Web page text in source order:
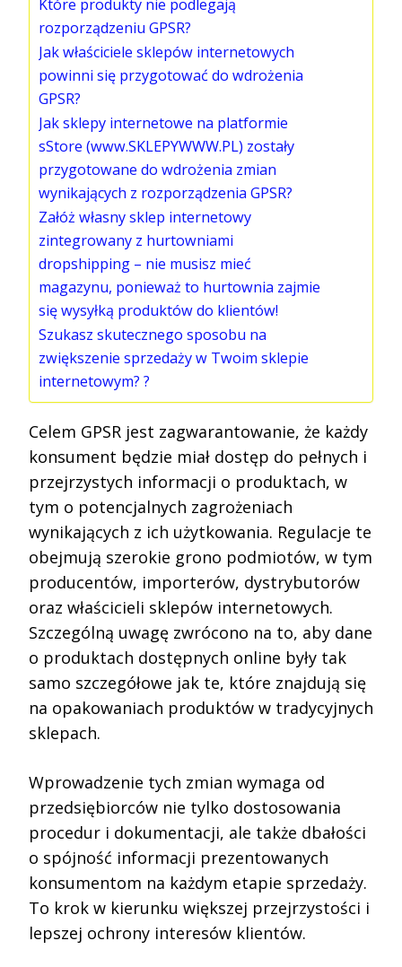
Które produkty nie podlegają
rozporządzeniu GPSR?
Jak właściciele sklepów internetowych
powinni się przygotować do wdrożenia
GPSR?
Jak sklepy internetowe na platformie
sStore (www.SKLEPYWWW.PL) zostały
przygotowane do wdrożenia zmian
wynikających z rozporządzenia GPSR?
Załóż własny sklep internetowy
zintegrowany z hurtowniami
dropshipping – nie musisz mieć
magazynu, ponieważ to hurtownia zajmie
się wysyłką produktów do klientów!
Szukasz skutecznego sposobu na
zwiększenie sprzedaży w Twoim sklepie
internetowym? ?
Celem GPSR jest zagwarantowanie, że każdy
konsument będzie miał dostęp do pełnych i
przejrzystych informacji o produktach, w
tym o potencjalnych zagrożeniach
wynikających z ich użytkowania. Regulacje te
obejmują szerokie grono podmiotów, w tym
producentów, importerów, dystrybutorów
oraz właścicieli sklepów internetowych.
Szczególną uwagę zwrócono na to, aby dane
o produktach dostępnych online były tak
samo szczegółowe jak te, które znajdują się
na opakowaniach produktów w tradycyjnych
sklepach.
Wprowadzenie tych zmian wymaga od
przedsiębiorców nie tylko dostosowania
procedur i dokumentacji, ale także dbałości
o spójność informacji prezentowanych
konsumentom na każdym etapie sprzedaży.
To krok w kierunku większej przejrzystości i
lepszej ochrony interesów klientów.